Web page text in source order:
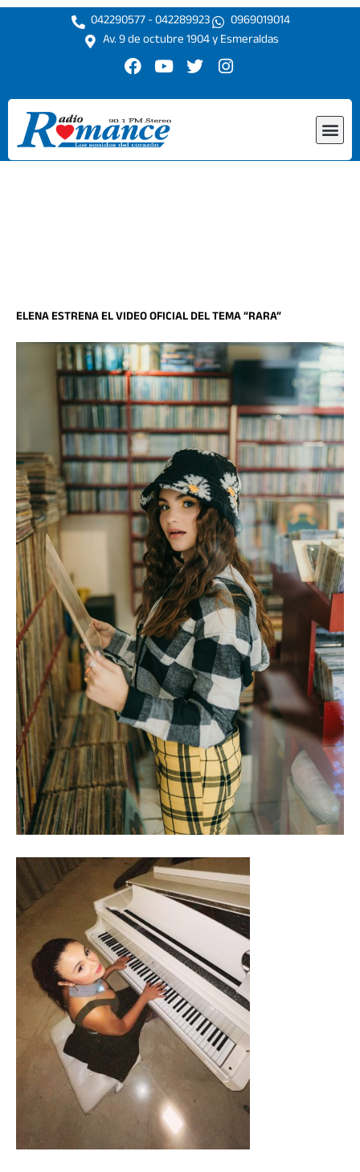
Ir
042290577 - 042289923
0969019014
Av. 9 de octubre 1904 y Esmeraldas
F
c
e
b
o
o
Y
u
t
u
b
e
T
i
r
I
s
r
ELENA ESTRENA EL VIDEO OFICIAL DEL TEMA “RARA”